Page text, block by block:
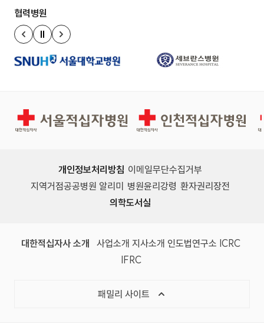
협력병원
이전 슬라이드
정지
다음 슬라이드
서울적십자병원 인천적십자병원
개인정보처리방침 이메일무단수집거부
지역거점공공병원 알리미 병원윤리강령 환자권리장전
의학도서실
대한적십자사 소개 (새 창)
사업소개 (새 창)
지사소개 (새 창)
인도법연구소 (새 창)
ICRC(국제
IFRC(국제적십자사연맹, 새 창)
패밀리 사이트 목록 열기